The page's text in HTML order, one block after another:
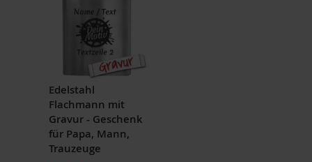
Edelstahl
Flachmann mit
Gravur - Geschenk
für Papa, Mann,
Trauzeuge